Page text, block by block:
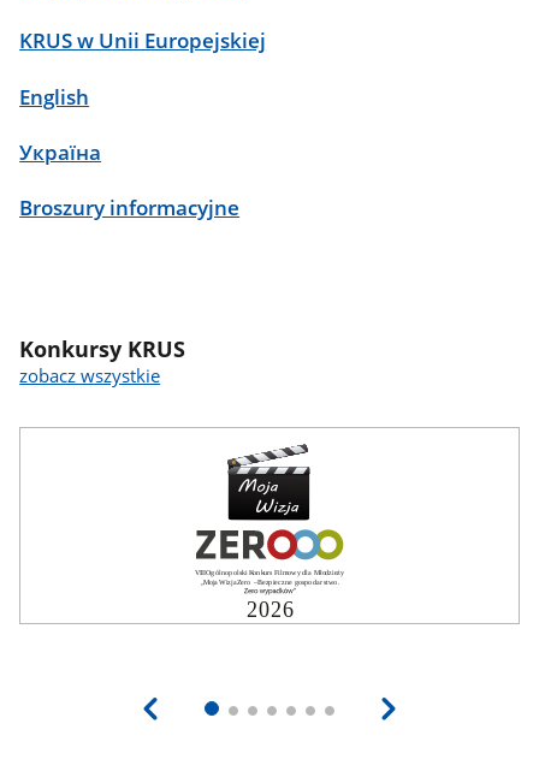
KRUS w Unii Europejskiej
English
Україна
Broszury informacyjne
Konkursy KRUS
zobacz wszystkie